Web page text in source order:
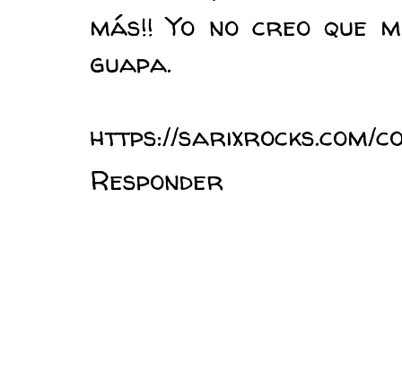
más!! Yo no creo que
guapa.
https://sarixrocks.com/
Responder